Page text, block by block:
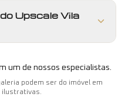
Upscale Vila
um de nossos especialistas.
podem ser do imóvel em
ilustrativas.